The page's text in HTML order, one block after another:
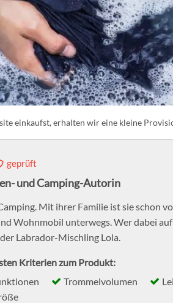
einkaufst, erhalten wir eine kleine
geprüft
und Camping-Autorin
Mit ihrer Familie ist sie schon
Wohnmobil unterwegs. Wer dabei
Labrador-Mischling Lola.
Kriterien zum Produkt:
Trommelvolumen